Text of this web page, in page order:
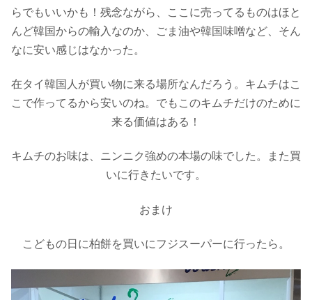
らでもいいかも！残念ながら、ここに売ってるものはほと
んど韓国からの輸入なのか、ごま油や韓国味噌など、そん
なに安い感じはなかった。
在タイ韓国人が買い物に来る場所なんだろう。キムチはこ
こで作ってるから安いのね。でもこのキムチだけのために
来る価値はある！
キムチのお味は、ニンニク強めの本場の味でした。また買
いに行きたいです。
おまけ
こどもの日に柏餅を買いにフジスーパーに行ったら。